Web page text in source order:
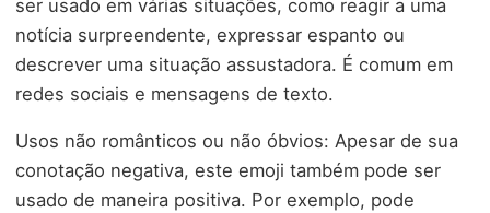
ser usado em várias situações, como reagir a uma
notícia surpreendente, expressar espanto ou
descrever uma situação assustadora. É comum em
redes sociais e mensagens de texto.
Usos não românticos ou não óbvios: Apesar de sua
conotação negativa, este emoji também pode ser
usado de maneira positiva. Por exemplo, pode